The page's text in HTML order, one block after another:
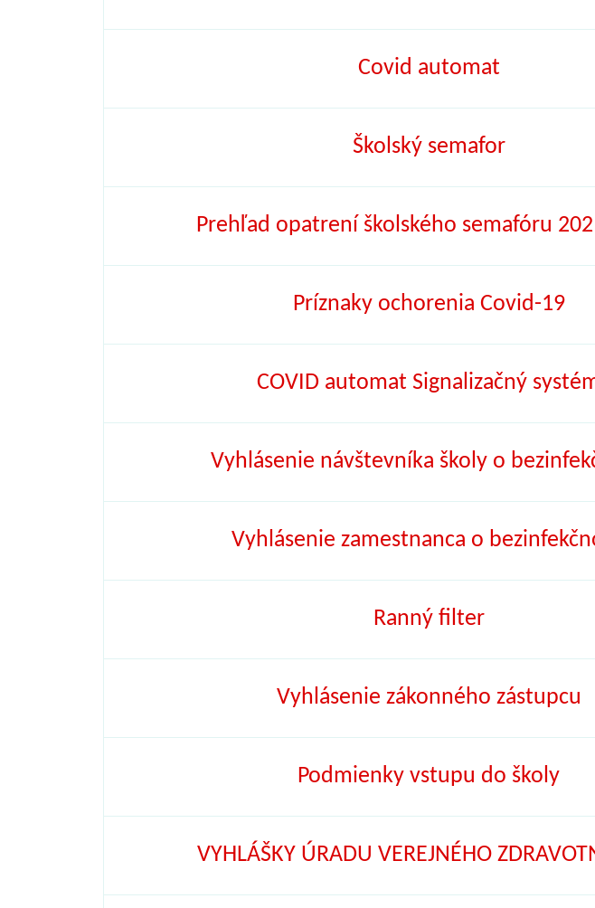
Covid automat
Školský semafor
Prehľad opatrení školského semafóru
Príznaky ochorenia Covid-19
COVID automat Signalizačný
Vyhlásenie návštevníka školy o
Vyhlásenie zamestnanca o
Ranný filter
Vyhlásenie zákonného zástupcu
Podmienky vstupu do školy
VYHLÁŠKY ÚRADU VEREJNÉHO